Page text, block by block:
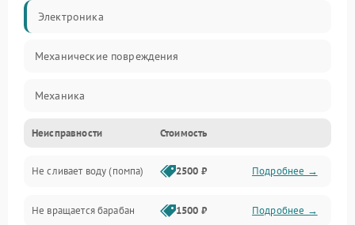
Электроника
Механические повреждения
Механика
Электропитание
Водоснабжение
Слив
Неисправности Стоимость
Не сливает воду (помпа) 2500 ₽ Подробнее →
Не вращается барабан 1500 ₽ Подробнее →